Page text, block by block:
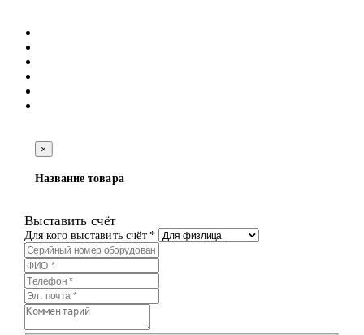
×
Название товара
Выставить счёт
Для кого выставить счёт *